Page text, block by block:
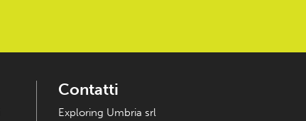
Contatti
Exploring Umbria srl